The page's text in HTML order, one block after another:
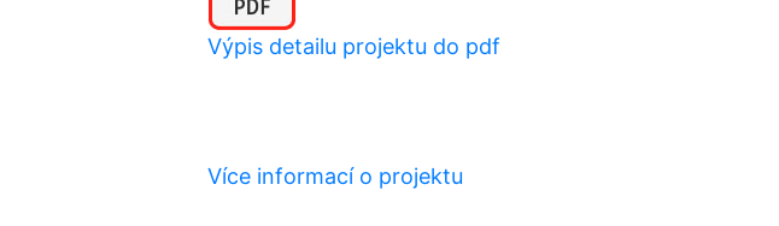
Výpis detailu projektu do pdf
Více informací o projektu